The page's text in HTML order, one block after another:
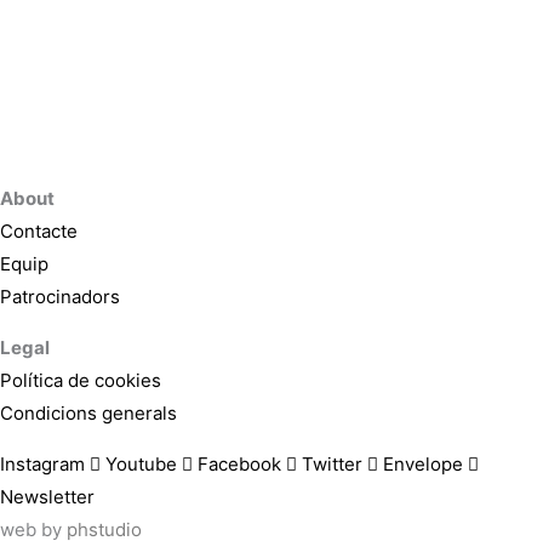
About
Contacte
Equip
Patrocinadors
Legal
Política de cookies
Condicions generals
Instagram Youtube Facebook Twitter
Envelope
Newsletter
web by phstudio